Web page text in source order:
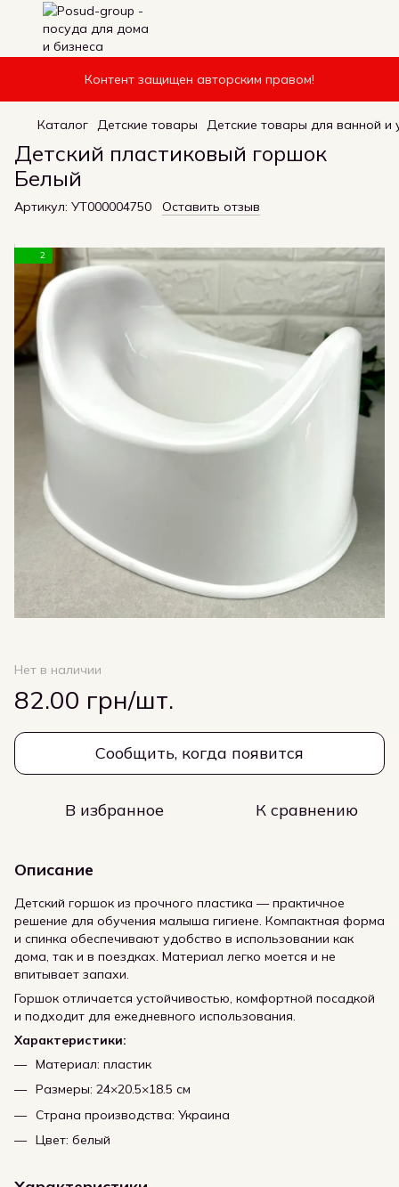
Контент защищен авторским правом!
Каталог Детские товары Детские товары для ванной и
Детский пластиковый горшок
Белый
Артикул: УТ000004750 Оставить отзыв
2
Нет в наличии
82.00 грн/шт.
Сообщить, когда появится
В избранное К сравнению
Описание
Детский горшок из прочного пластика — практичное
решение для обучения малыша гигиене. Компактная форма
и спинка обеспечивают удобство в использовании как
дома, так и в поездках. Материал легко моется и не
впитывает запахи.
Горшок отличается устойчивостью, комфортной посадкой
и подходит для ежедневного использования.
Характеристики:
Материал: пластик
Размеры: 24×20.5×18.5 см
Страна производства: Украина
Цвет: белый